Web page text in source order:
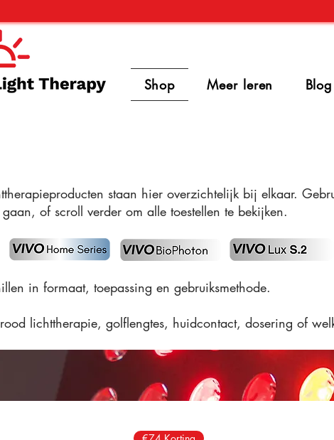
Shop Meer leren Blog
staan hier overzichtelijk bij elkaar.
of scroll verder om alle toestellen te bekijken.
in formaat, toepassing en gebruiksmethode.
lichttherapie, golflengtes, huidcontact, dosering of